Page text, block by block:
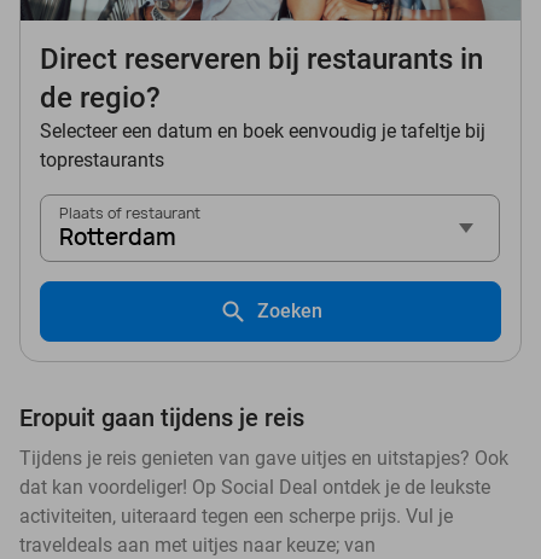
Direct reserveren bij restaurants in
de regio?
Selecteer een datum en boek eenvoudig je tafeltje bij
toprestaurants
Plaats of restaurant
Rotterdam
Zoeken
Eropuit gaan tijdens je reis
Tijdens je reis genieten van gave uitjes en uitstapjes? Ook
dat kan voordeliger! Op Social Deal ontdek je de leukste
activiteiten, uiteraard tegen een scherpe prijs. Vul je
traveldeals aan met uitjes naar keuze; van